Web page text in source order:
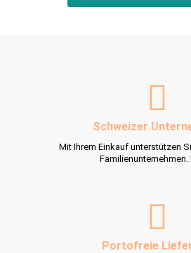
Schweizer
Mit Ihrem Einkauf unterstützen
Familienunternehmen.
Portofreie